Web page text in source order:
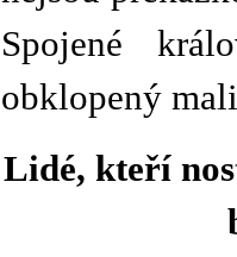
Spojené
obklopený
Lidé, kteří